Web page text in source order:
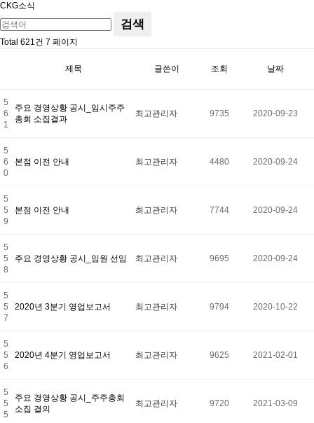
CKG소식
검색
Total 621건 7 페이지
제목 글쓴이 조회 날짜
5
6
1
주요 경영상황 공시_임시주주
총회 소집결과
최고관리자 9735 2020-09-23
5
6
0
본점 이전 안내 최고관리자 4480 2020-09-24
5
5
9
본점 이전 안내 최고관리자 7744 2020-09-24
5
5
8
주요 경영상황 공시_임원 선임 최고관리자 9695 2020-09-24
5
5
7
2020년 3분기 영업보고서 최고관리자 9794 2020-10-22
5
5
6
2020년 4분기 영업보고서 최고관리자 9625 2021-02-01
5
5
5
주요 경영상황 공시_주주총회
소집 결의
최고관리자 9720 2021-03-09